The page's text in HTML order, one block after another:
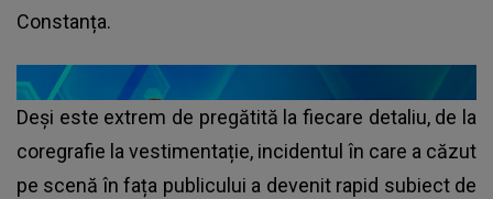
Constanța.
Deși este extrem de pregătită la fiecare detaliu, de la
coregrafie la vestimentație, incidentul în care a căzut
pe scenă în fața publicului a devenit rapid subiect de